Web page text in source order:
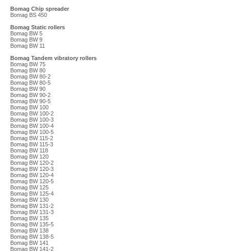
Bomag Chip spreader
Bomag BS 450
Bomag Static rollers
Bomag BW 5
Bomag BW 9
Bomag BW 11
Bomag Tandem vibratory rollers
Bomag BW 75
Bomag BW 80
Bomag BW 80-2
Bomag BW 80-5
Bomag BW 90
Bomag BW 90-2
Bomag BW 90-5
Bomag BW 100
Bomag BW 100-2
Bomag BW 100-3
Bomag BW 100-4
Bomag BW 100-5
Bomag BW 115-2
Bomag BW 115-3
Bomag BW 118
Bomag BW 120
Bomag BW 120-2
Bomag BW 120-3
Bomag BW 120-4
Bomag BW 120-5
Bomag BW 125
Bomag BW 125-4
Bomag BW 130
Bomag BW 131-2
Bomag BW 131-3
Bomag BW 135
Bomag BW 135-5
Bomag BW 138
Bomag BW 138-5
Bomag BW 141
Bomag BW 141-2